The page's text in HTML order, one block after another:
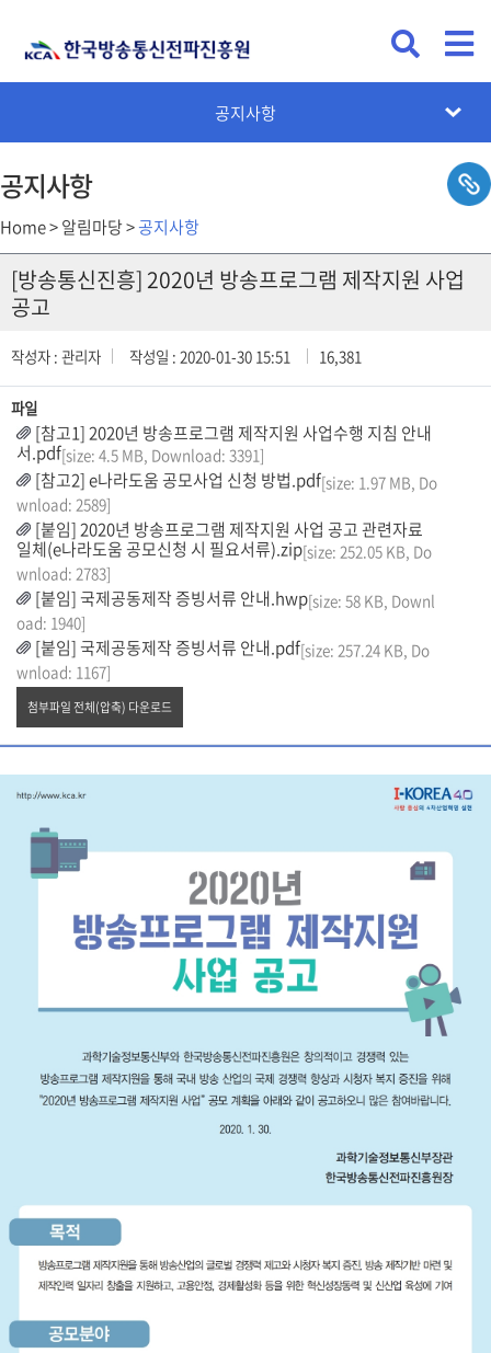
공지사항
채용공고
입찰공고
KCA뉴스
카드뉴스
설문조사
공지사항
Home > 알림마당 >공지사항
[방송통신진흥] 2020년 방송프로그램 제작지원 사업
공고
작성자 : 관리자 작성일 : 2020-01-30 15:51 16,381
파일
[참고1] 2020년 방송프로그램 제작지원 사업수행 지침 안내
서.pdf[size: 4.5 MB, Download: 3391]
[참고2] e나라도움 공모사업 신청 방법.pdf[size: 1.97 MB, Do
wnload: 2589]
[붙임] 2020년 방송프로그램 제작지원 사업 공고 관련자료
일체(e나라도움 공모신청 시 필요서류).zip[size: 252.05 KB, Do
wnload: 2783]
[붙임] 국제공동제작 증빙서류 안내.hwp[size: 58 KB, Downl
oad: 1940]
[붙임] 국제공동제작 증빙서류 안내.pdf[size: 257.24 KB, Do
wnload: 1167]
첨부파일 전체(압축) 다운로드